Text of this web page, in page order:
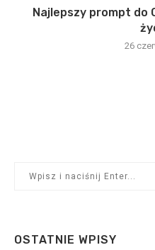
Najlepszy prompt do
26
OSTATNIE WPISY